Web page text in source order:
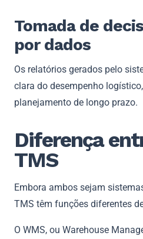
Tomada de
por dados
Os relatórios gerados pelo
clara do desempenho
planejamento de longo prazo.
Diferença
TMS
Embora ambos sejam
TMS têm funções diferentes
O WMS, ou Warehouse